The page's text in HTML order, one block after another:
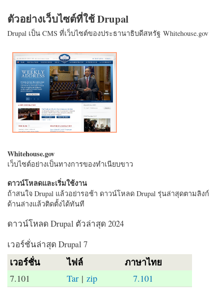
ตัวอย่างเว็บไซต์ที่ใช้ Drupal
Drupal เป็น CMS ที่เว็บไซต์ของประธานาธิบดีสหรัฐ Whitehouse.gov
Whitehouse.gov
เว็บไซต์อย่างเป็นทางการของทำเนียบขาว
ดาวน์โหลดและเริ่มใช้งาน
ถ้าสนใจ Drupal แล้วอย่ารอช้า ดาวน์โหลด Drupal รุ่นล่าสุดตามลิงก์
ด้านล่างแล้วติดตั้งได้ทันที
ดาวน์โหลด Drupal ตัวล่าสุด 2024
เวอร์ชั่นล่าสุด Drupal 7
เวอร์ชั่น ไฟล์ ภาษาไทย
7.101 Tar |zip 7.101